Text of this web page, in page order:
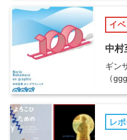
イ
中村
ギン
（ggg
レ